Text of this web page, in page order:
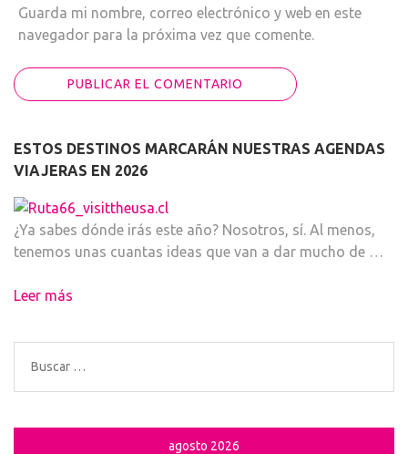
Guarda mi nombre, correo electrónico y web en este
navegador para la próxima vez que comente.
ESTOS DESTINOS MARCARÁN NUESTRAS AGENDAS
VIAJERAS EN 2026
¿Ya sabes dónde irás este año? Nosotros, sí. Al menos,
tenemos unas cuantas ideas que van a dar mucho de …
Leer más
Buscar:
agosto 2026